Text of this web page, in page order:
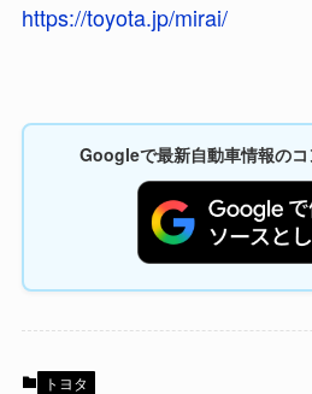
https://toyota.jp/mirai/
Googleで最新自動車情報の
トヨタ